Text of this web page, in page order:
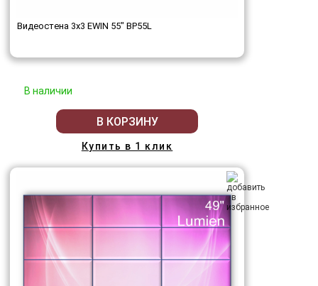
Видеостена 3x3 EWIN 55" BP55L
В наличии
В КОРЗИНУ
Купить в 1 клик